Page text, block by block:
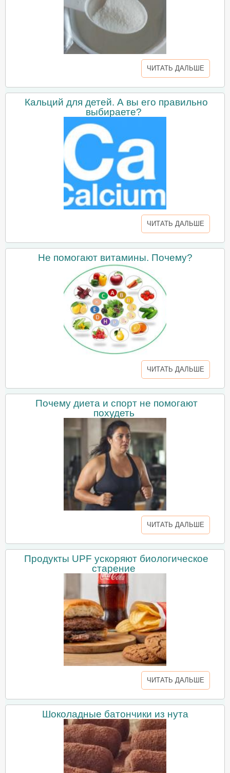
ЧИТАТЬ ДАЛЬШЕ
Кальций для детей. А вы его правильно
выбираете?
ЧИТАТЬ ДАЛЬШЕ
Не помогают витамины. Почему?
ЧИТАТЬ ДАЛЬШЕ
Почему диета и спорт не помогают
похудеть
ЧИТАТЬ ДАЛЬШЕ
Продукты UPF ускоряют биологическое
старение
ЧИТАТЬ ДАЛЬШЕ
Шоколадные батончики из нута